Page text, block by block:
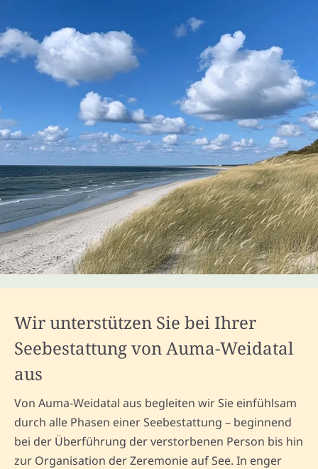
Wir unterstützen Sie bei Ihrer
Seebestattung von Auma-Weidatal
aus
Von Auma-Weidatal aus begleiten wir Sie einfühlsam
durch alle Phasen einer Seebestattung – beginnend
bei der Überführung der verstorbenen Person bis hin
zur Organisation der Zeremonie auf See. In enger